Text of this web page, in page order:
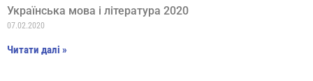
Українська мова і література 2020
07.02.2020
Читати далі »